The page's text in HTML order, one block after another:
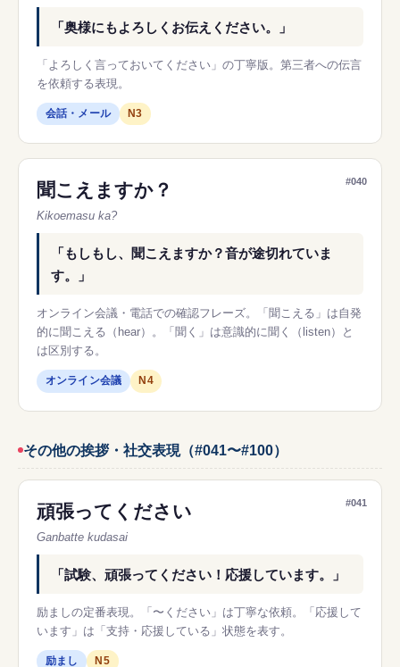
「奥様にもよろしくお伝えください。」
「よろしく言っておいてください」の丁寧版。第三者への伝言
を依頼する表現。
会話・メール N3
#040
聞こえますか？
Kikoemasu ka?
「もしもし、聞こえますか？音が途切れていま
す。」
オンライン会議・電話での確認フレーズ。「聞こえる」は自発
的に聞こえる（hear）。「聞く」は意識的に聞く（listen）と
は区別する。
オンライン会議 N4
その他の挨拶・社交表現（#041〜#100）
#041
頑張ってください
Ganbatte kudasai
「試験、頑張ってください！応援しています。」
励ましの定番表現。「〜ください」は丁寧な依頼。「応援して
います」は「支持・応援している」状態を表す。
励まし N5